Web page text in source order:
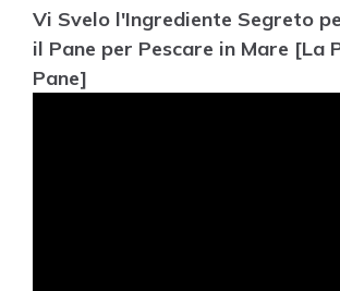
Vi Svelo l'Ingrediente Segreto
il Pane per Pescare in Mare [La
Pane]